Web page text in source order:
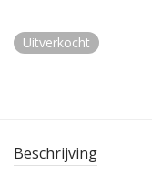
Uitverkocht
Beschrijving